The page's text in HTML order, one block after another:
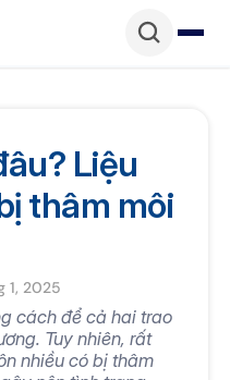
Liệu
thâm môi
1, 2025
cách để cả hai trao
Tuy nhiên, rất
nhiều có bị thâm